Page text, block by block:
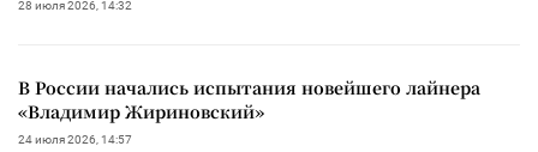
28 июля 2026, 14:32
В России начались испытания новейшего лайнера
«Владимир Жириновский»
24 июля 2026, 14:57